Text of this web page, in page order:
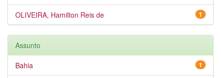
1
OLIVEIRA, Hamilton Reis de
Assunto
1
Bahia